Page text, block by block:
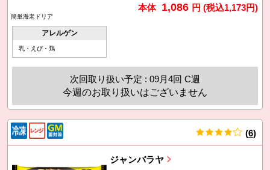
簡単海老ドリア
アレルゲン
乳・えび・鶏
め7月3回価格に対し41円引き。
本体 1,086 円 (税込1,173円)
次回取り扱い予定 : 09月4回 C週
今週のお取り扱いはございません
(6)
ジャンバラヤ